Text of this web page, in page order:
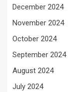
December 2024
November 2024
October 2024
September 2024
August 2024
July 2024